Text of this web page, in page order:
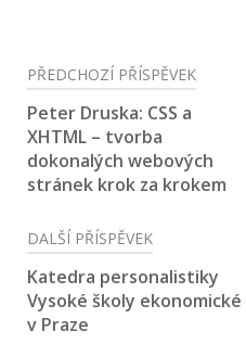
Navigace
pro
příspěvek
PŘEDCHOZÍ PŘÍSPĚVEK
Peter Druska: CSS a
XHTML – tvorba
dokonalých webových
stránek krok za krokem
DALŠÍ PŘÍSPĚVEK
Katedra personalistiky
Vysoké školy ekonomické
v Praze